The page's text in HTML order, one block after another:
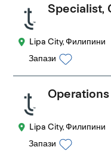
Specialist,
Lipa City, Филипини
Запази
Lipa City, Филипини
Запази